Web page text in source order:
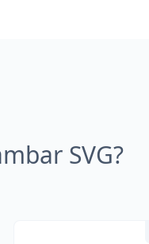
SVG?